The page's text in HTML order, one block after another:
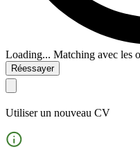
Loading... Matching avec les
Réessayer
Utiliser un nouveau CV